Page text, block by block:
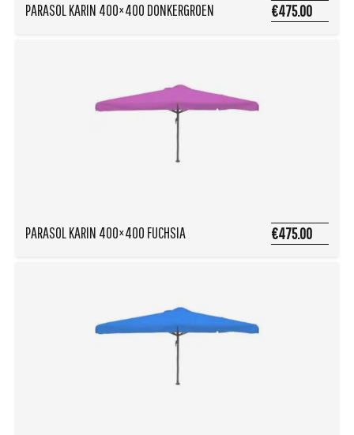
PARASOL KARIN 400×400 DONKERGROEN €475.00
PARASOL KARIN 400×400 FUCHSIA €475.00